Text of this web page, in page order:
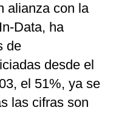
alianza con la
Data, ha
de
desde el
el 51%, ya se
las cifras son